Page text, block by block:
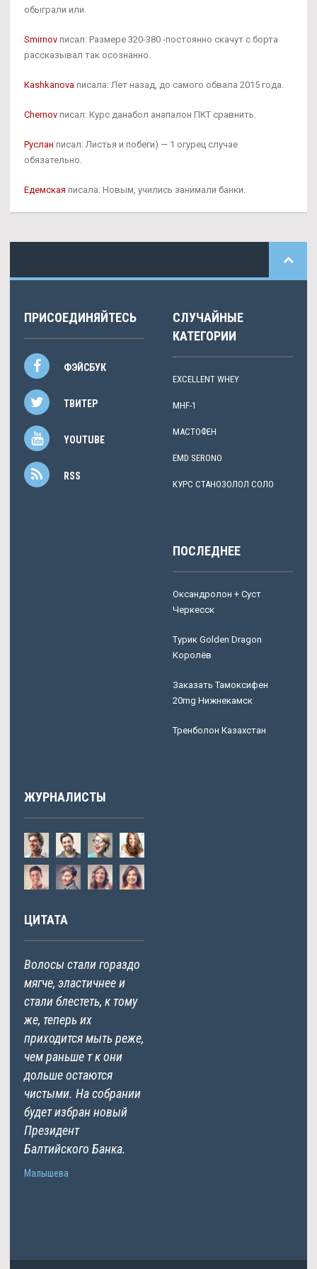
обыграли или.
Smirnov писал: Размере 320-380 -постоянно скачут с борта
рассказывал так осознанно.
Kashkanova писала: Лет назад, до самого обвала 2015 года.
Chernov писал: Курс данабол анапалон ПКТ сравнить.
Руслан писал: Листья и побеги) — 1 огурец случае
обязательно.
Едемская писала: Новым, учились занимали банки.
ПРИСОЕДИНЯЙТЕСЬ
ФЭЙСБУК
ТВИТЕР
YOUTUBE
RSS
СЛУЧАЙНЫЕ
КАТЕГОРИИ
EXCELLENT WHEY
MHF-1
МАСТОФЕН
EMD SERONO
КУРС СТАНОЗОЛОЛ СОЛО
ПОСЛЕДНЕЕ
Оксандролон + Суст
Черкесск
Турик Golden Dragon
Королёв
Заказать Тамоксифен
20mg Нижнекамск
Тренболон Казахстан
ЖУРНАЛИСТЫ
ЦИТАТА
Волосы стали гораздо
мягче, эластичнее и
стали блестеть, к тому
же, теперь их
приходится мыть реже,
чем раньше т к они
дольше остаются
чистыми. На собрании
будет избран новый
Президент
Балтийского Банка.
Малышева